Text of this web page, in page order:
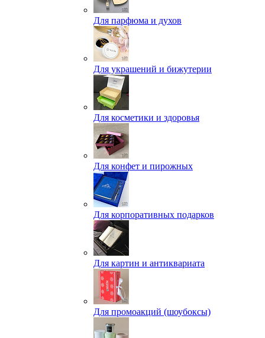
Для парфюма и духов
Для украшений и бижутерии
Для косметики и здоровья
Для конфет и пирожных
Для корпоративных подарков
Для картин и антиквариата
Для промоакций (шоубоксы)